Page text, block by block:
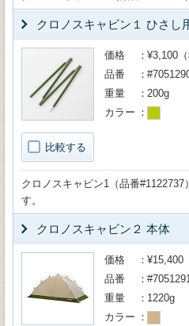
クロノスキャビン１ ひさし
比較する
価格
¥3,100（
品番
重量
200g
カラー
クロノスキャビン1（品番
す。
クロノスキャビン２ 本体
価格
¥15,400
品番
重量
1220g
カラー